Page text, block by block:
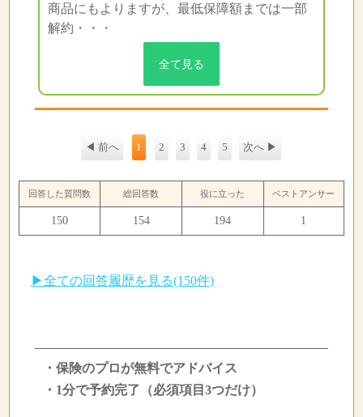
商品にもよりますが、最低保障額までは一部
解約・・・
全て見る
◀ 前へ 1 2 3 4 5 次へ ▶
回答した質問数 総回答数 役に立った ベストアンサー
150 154 194 1
▶全ての回答履歴を見る(150件)
・保険のプロが無料でアドバイス
・1分で予約完了（必須項目3つだけ）